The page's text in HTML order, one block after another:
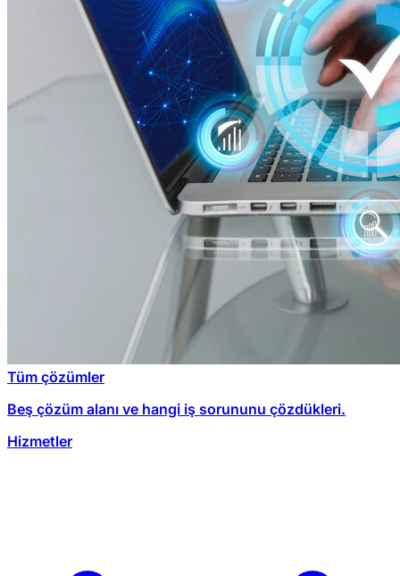
Tüm çözümler
Beş çözüm alanı ve hangi iş sorununu çözdükleri.
Hizmetler